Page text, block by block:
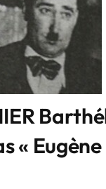
« Eugène